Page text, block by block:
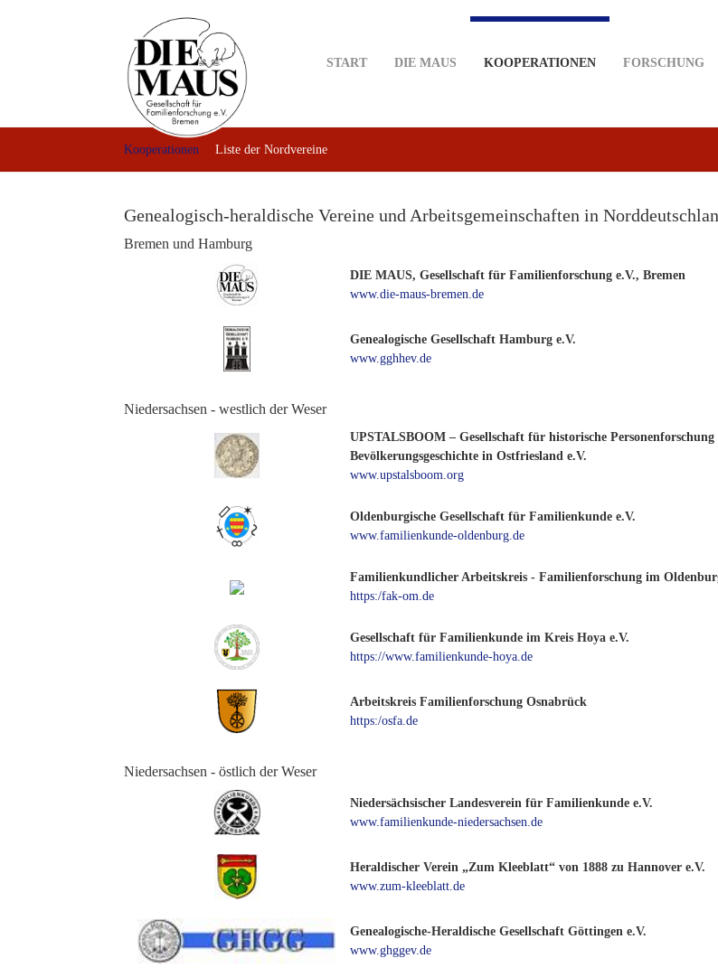
START DIE MAUS KOOPERATIONEN FORSCHUNG
Kooperationen Liste der Nordvereine
Genealogisch-heraldische Vereine und Arbeitsgemeinschaften in
Bremen und Hamburg
DIE MAUS, Gesellschaft für Familienforschung e.V., Bremen
www.die-maus-bremen.de
Genealogische Gesellschaft Hamburg e.V.
www.gghhev.de
Niedersachsen - westlich der Weser
UPSTALSBOOM – Gesellschaft für historische
Bevölkerungsgeschichte in Ostfriesland e.V.
www.upstalsboom.org
Oldenburgische Gesellschaft für Familienkunde e.V.
www.familienkunde-oldenburg.de
Familienkundlicher Arbeitskreis - Familienforschung im
https:/fak-om.de
Gesellschaft für Familienkunde im Kreis Hoya e.V.
https://www.familienkunde-hoya.de
Arbeitskreis Familienforschung Osnabrück
https:/osfa.de
Niedersachsen - östlich der Weser
Niedersächsischer Landesverein für Familienkunde e.V.
www.familienkunde-niedersachsen.de
Heraldischer Verein „Zum Kleeblatt“ von 1888 zu Hannover e.V.
www.zum-kleeblatt.de
Genealogische-Heraldische Gesellschaft Göttingen e.V.
www.ghggev.de